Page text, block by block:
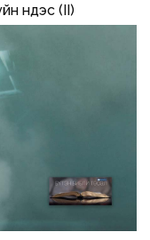
үндэс (II)